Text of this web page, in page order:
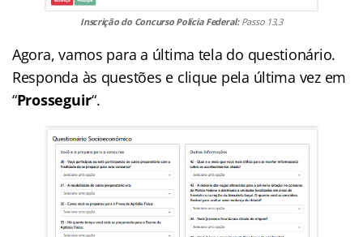
Inscrição do Concurso Polícia Federal:Passo 13.3
Agora, vamos para a última tela do questionário.
Responda às questões e clique pela última vez em
“Prosseguir“.